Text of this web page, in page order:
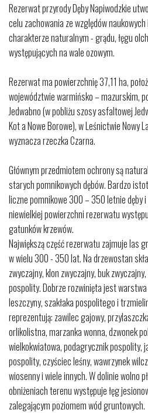
Rezerwat przyrody Dęby Napiwodzkie
celu zachowania ze względów
charakterze naturalnym - grądu, łęgu
występujących na wale ozowym.
Rezerwat ma powierzchnię 37,11 ha,
województwie warmińsko – mazurskim,
Jedwabno (w pobliżu szosy asfaltowej
Kot a Nowe Borowe), w Leśnictwie Nowy
wyznacza rzeczka Czarna.
Głównym przedmiotem ochrony są
starych pomnikowych dębów. Bardzo
liczne pomnikowe 300 – 350 letnie dęby
niewielkiej powierzchni rezerwatu
gatunków krzewów.
Największą część rezerwatu zajmuje las
w wielu 300 - 350 lat. Na drzewostan
zwyczajny, klon zwyczajny, buk
pospolity. Dobrze rozwinięta jest
leszczyny, szakłaka pospolitego i
reprezentują: zawilec gajowy,
orlikolistna, marzanka wonna, dzwonek
wielkokwiatowa, podagrycznik pospolity,
pospolity, czyściec leśny, wawrzynek
wiosenny i wiele innych. W dolinie wolno
obniżeniach terenu występuje łęg
zalegającym poziomem wód gruntowych.